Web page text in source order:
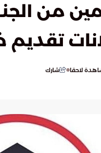
من
لاحقا شارك